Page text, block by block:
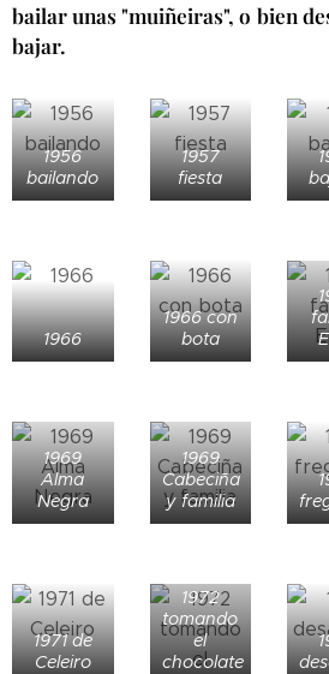
bailar unas "muiñeiras", o bien
bajar.
1956
bailando
1957
fiesta
1966
1966 con
bota
1969
Alma
Negra
1969
Cabeciña
y familia
1971 de
Celeiro
1972
tomando
el
chocolate